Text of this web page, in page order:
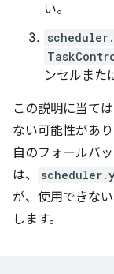
い。
ンセルまた
この説明に当て
ない可能性があ
自のフォールバ
は、
が、使用できな
します。